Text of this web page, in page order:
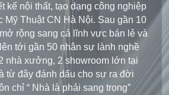
kế nội thất, tạo dạng công nghiệp
Mỹ Thuật CN Hà Nội. Sau gần 10
rộng sang cả lĩnh vực bán lẻ và
tới gần 50 nhân sự lành nghề
nhà xưởng, 2 showroom lớn tại
từ đây đánh dấu cho sự ra đời
chỉ “ Nhà là phải sang trọng”